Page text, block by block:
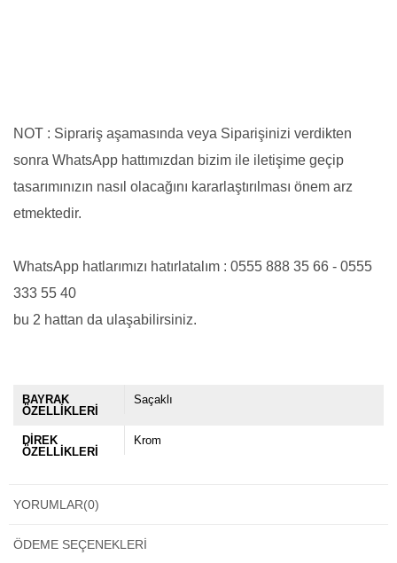
NOT : Siprariş aşamasında veya Siparişinizi verdikten
sonra WhatsApp hattımızdan bizim ile iletişime geçip
tasarımınızın nasıl olacağını kararlaştırılması önem arz
etmektedir.
WhatsApp hatlarımızı hatırlatalım : 0555 888 35 66 - 0555
333 55 40
bu 2 hattan da ulaşabilirsiniz.
BAYRAK
ÖZELLİKLERİ
Saçaklı
DİREK
ÖZELLİKLERİ
Krom
YORUMLAR(0)
ÖDEME SEÇENEKLERI